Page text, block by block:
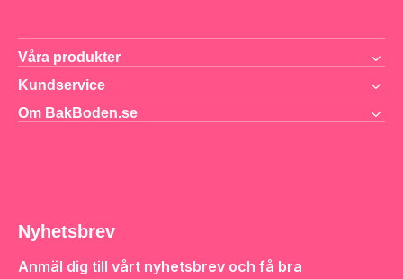
Våra produkter
Kundservice
Om BakBoden.se
Nyhetsbrev
Anmäl dig till vårt nyhetsbrev och få bra